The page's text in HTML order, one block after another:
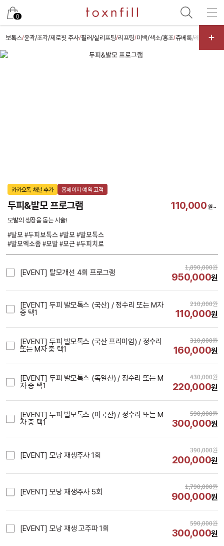
0
보톡스/윤곽/조각/제로핏 주사/필러/실리프팅/리프팅/미백/색소/홍조/쥬베룩/레디어스/
카카오톡 채널 추가 홈페이지 예약 고객
두피&발모 프로그램 110,000 원~
카카
모발의 생장을 돕는 시술!
#탈모 #두피보톡스 #발모 #발모톡스
#발모엑소좀 #모발 #모근 #두피치료
[EVENT] 탈모개선 4회 프로그램
1,890,000원
950,000원
[EVENT] 두피 발모톡스 (국산) / 정수리 또는 M자
중 택1
210,000원
110,000원
[EVENT] 두피 발모톡스 (국산 프리미엄) / 정수리
또는 M자 중 택1
310,000원
160,000원
[EVENT] 두피 발모톡스 (독일산) / 정수리 또는 M
자 중 택1
430,000원
220,000원
[EVENT] 두피 발모톡스 (미국산) / 정수리 또는 M
자 중 택1
590,000원
300,000원
[EVENT] 모낭 재생주사 1회
390,000원
200,000원
[EVENT] 모낭 재생주사 5회
1,790,000원
900,000원
[EVENT] 모낭 재생 고주파 1회
590,000원
300,000원